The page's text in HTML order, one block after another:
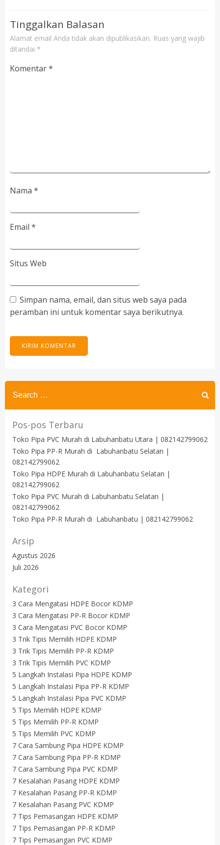
Tinggalkan Balasan
Alamat email Anda tidak akan dipublikasikan. Ruas yang wajib
ditandai *
Komentar*
Nama *
Email *
Situs Web
Simpan nama, email, dan situs web saya pada
peramban ini untuk komentar saya berikutnya.
Search
for:
Pos-pos Terbaru
Toko Pipa PVC Murah di Labuhanbatu Utara | 082142799062
Toko Pipa PP-R Murah di Labuhanbatu Selatan |
082142799062
Toko Pipa HDPE Murah di Labuhanbatu Selatan |
082142799062
Toko Pipa PVC Murah di Labuhanbatu Selatan |
082142799062
Toko Pipa PP-R Murah di Labuhanbatu | 082142799062
Arsip
Agustus 2026
Juli 2026
Kategori
3 Cara Mengatasi HDPE Bocor KDMP
3 Cara Mengatasi PP-R Bocor KDMP
3 Cara Mengatasi PVC Bocor KDMP
3 Trik Tipis Memilih HDPE KDMP
3 Trik Tipis Memilih PP-R KDMP
3 Trik Tipis Memilih PVC KDMP
5 Langkah Instalasi Pipa HDPE KDMP
5 Langkah Instalasi Pipa PP-R KDMP
5 Langkah Instalasi Pipa PVC KDMP
5 Tips Memilih HDPE KDMP
5 Tips Memilih PP-R KDMP
5 Tips Memilih PVC KDMP
7 Cara Sambung Pipa HDPE KDMP
7 Cara Sambung Pipa PP-R KDMP
7 Cara Sambung Pipa PVC KDMP
7 Kesalahan Pasang HDPE KDMP
7 Kesalahan Pasang PP-R KDMP
7 Kesalahan Pasang PVC KDMP
7 Tips Pemasangan HDPE KDMP
7 Tips Pemasangan PP-R KDMP
7 Tips Pemasangan PVC KDMP